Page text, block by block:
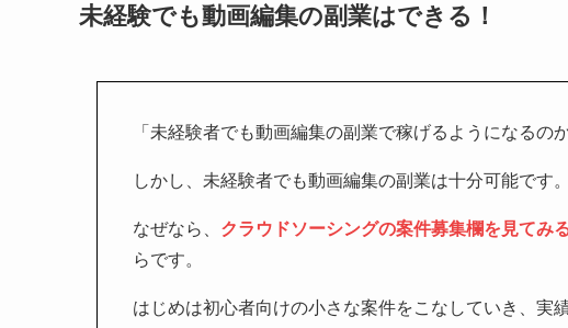
未経験でも動画編集の副業はできる！
「未経験者でも動画編集の副業で稼げるようになるの
しかし、未経験者でも動画編集の副業は十分可能です。
なぜなら、 クラウドソーシングの案件募集欄を見てみ
らです。
はじめは初心者向けの小さな案件をこなしていき、実